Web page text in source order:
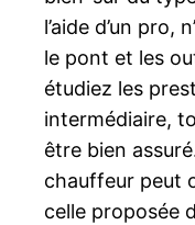
l’aide d’un
le pont et les
étudiez les
intermédiaire,
être bien
chauffeur peut
celle proposée